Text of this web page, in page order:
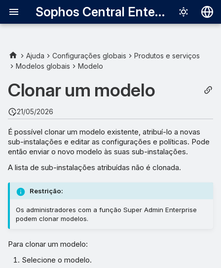
Sophos Central Enterprise
English
한국어
Ajuda Configurações globais
Produtos e serviços
Modelos globais
Modelo
Clonar um modelo
21/05/2026
É possível clonar um modelo existente, atribuí-lo a novas
sub-instalações e editar as configurações e políticas. Pode
então enviar o novo modelo às suas sub-instalações.
A lista de sub-instalações atribuídas não é clonada.
Restrição:
Os administradores com a função Super Admin Enterprise
podem clonar modelos.
Para clonar um modelo:
Selecione o modelo.